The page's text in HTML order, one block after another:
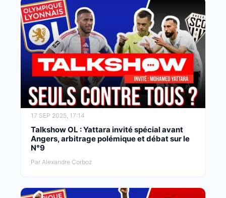
17 SEP 2025, 17:14
Talkshow OL : Yattara invité spécial avant
Angers, arbitrage polémique et débat sur le
N°9
Par Alexandre Corboz